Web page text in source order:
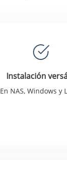
Instalación
En NAS, Windows y